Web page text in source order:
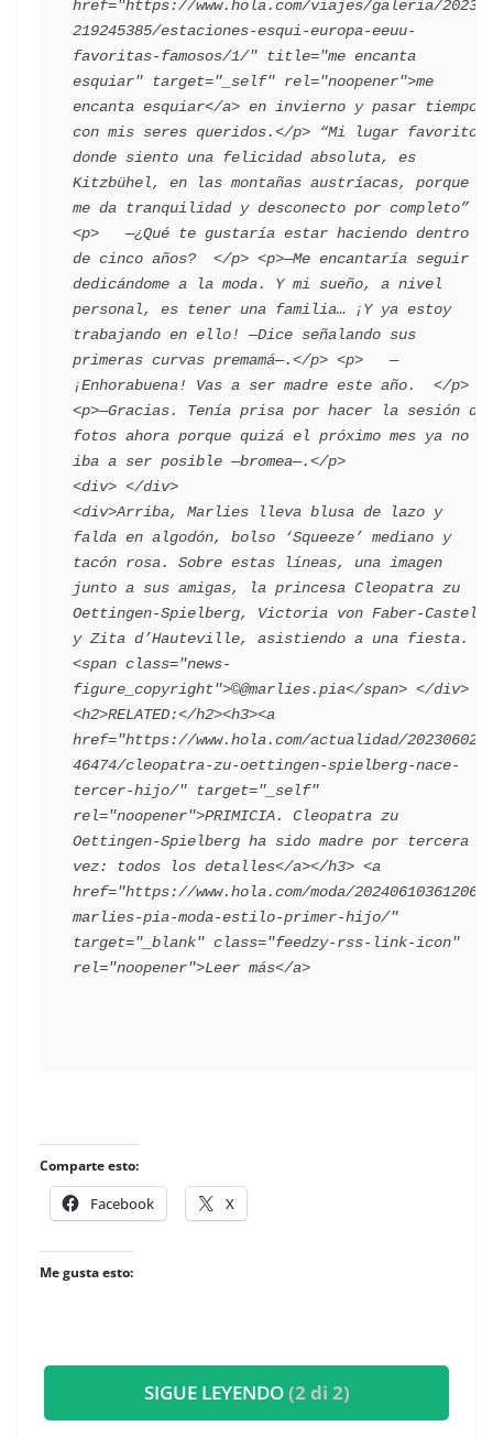
Comparte esto:
Facebook X
Me gusta esto:
SIGUE LEYENDO(2 di 2)